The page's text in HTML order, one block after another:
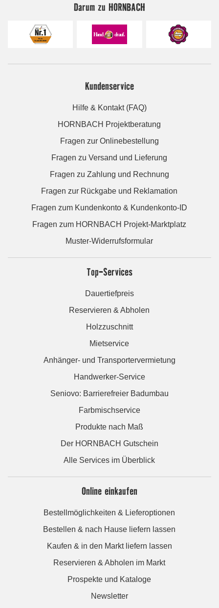
Darum zu HORNBACH
Kundenservice
Hilfe & Kontakt (FAQ)
HORNBACH Projektberatung
Fragen zur Onlinebestellung
Fragen zu Versand und Lieferung
Fragen zu Zahlung und Rechnung
Fragen zur Rückgabe und Reklamation
Fragen zum Kundenkonto & Kundenkonto-ID
Fragen zum HORNBACH Projekt-Marktplatz
Muster-Widerrufsformular
Top-Services
Dauertiefpreis
Reservieren & Abholen
Holzzuschnitt
Mietservice
Anhänger- und Transportervermietung
Handwerker-Service
Seniovo: Barrierefreier Badumbau
Farbmischservice
Produkte nach Maß
Der HORNBACH Gutschein
Alle Services im Überblick
Online einkaufen
Bestellmöglichkeiten & Lieferoptionen
Bestellen & nach Hause liefern lassen
Kaufen & in den Markt liefern lassen
Reservieren & Abholen im Markt
Prospekte und Kataloge
Newsletter